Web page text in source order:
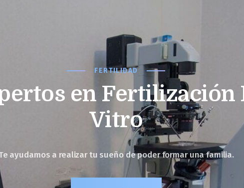
FERTILIDAD
en Fertilización
Vitro
ayudamos a realizar tu sueño de poder formar una familia.